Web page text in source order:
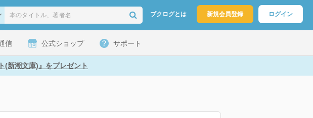
ブクログとは 新規会員登録 ログイン
信 公式ショップ サポート
(新潮文庫)』をプレゼント